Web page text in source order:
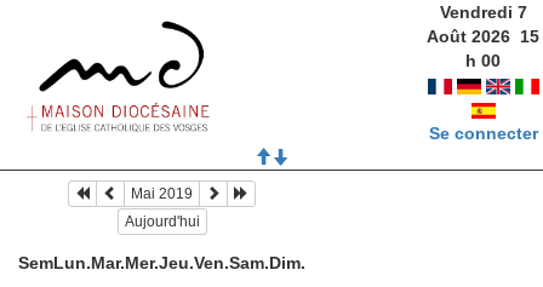
Vendredi 7
Août 2026 15
h00
Se connecter
Mai 2019
Aujourd'hui
SemLun.Mar.Mer.Jeu.Ven.Sam.Dim.